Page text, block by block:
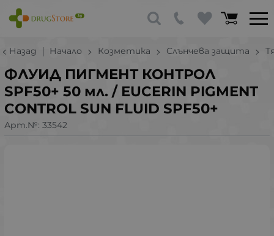
Назад Начало Козметика Слънчева защита
ФЛУИД ПИГМЕНТ КОНТРОЛ
SPF50+ 50 мл. / EUCERIN PIGMENT
CONTROL SUN FLUID SPF50+
Арт.№: 33542